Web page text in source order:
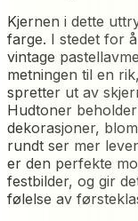
Kjernen i dette
farge. I stedet for
vintage
metningen til en
spretter ut av
Hudtoner
dekorasjoner,
rundt ser mer
er den perfekte
festbilder, og gir
følelse av